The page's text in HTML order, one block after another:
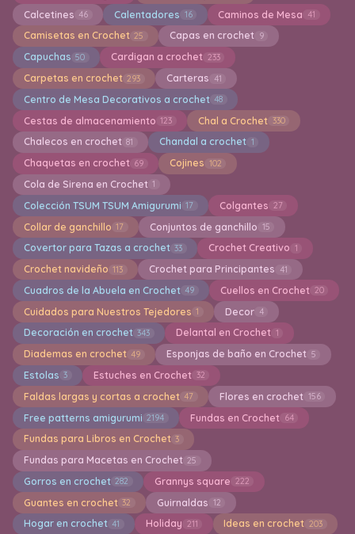
Calcetines 46 Calentadores 16 Caminos de Mesa 41
Camisetas en Crochet 25 Capas en crochet 9
Capuchas 50 Cardigan a crochet 233
Carpetas en crochet 293 Carteras 41
Centro de Mesa Decorativos a crochet 48
Cestas de almacenamiento 123 Chal a Crochet 330
Chalecos en crochet 81 Chandal a crochet 1
Chaquetas en crochet 69 Cojines 102
Cola de Sirena en Crochet 1
Colección TSUM TSUM Amigurumi 17 Colgantes 27
Collar de ganchillo 17 Conjuntos de ganchillo 15
Covertor para Tazas a crochet 33 Crochet Creativo 1
Crochet navideño 113 Crochet para Principantes 41
Cuadros de la Abuela en Crochet 49 Cuellos en Crochet 20
Cuidados para Nuestros Tejedores 1 Decor 4
Decoración en crochet 343 Delantal en Crochet 1
Diademas en crochet 49 Esponjas de baño en Crochet 5
Estolas 3 Estuches en Crochet 32
Faldas largas y cortas a crochet 47 Flores en crochet 156
Free patterns amigurumi 2194 Fundas en Crochet 64
Fundas para Libros en Crochet 3
Fundas para Macetas en Crochet 25
Gorros en crochet 282 Grannys square 222
Guantes en crochet 32 Guirnaldas 12
Hogar en crochet 41 Holiday 211 Ideas en crochet 203